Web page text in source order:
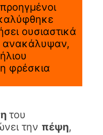
ουσιαστικά
ανακάλυψαν,
φρέσκια
του
την πέψη,